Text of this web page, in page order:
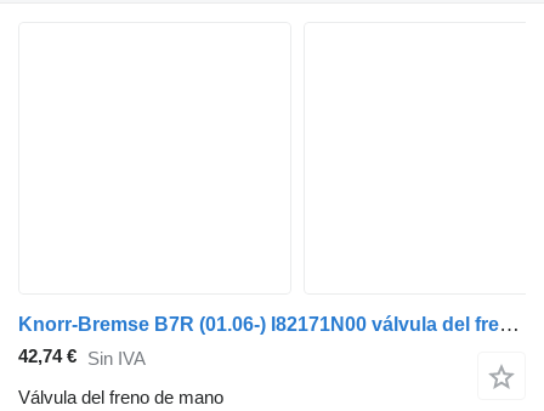
Knorr-Bremse B7R (01.06-) I82171N00 válvula del freno de mano para Volvo B7, B8, B9, B12 bus (2005-) autobús
42,74 € Sin IVA
Válvula del freno de mano